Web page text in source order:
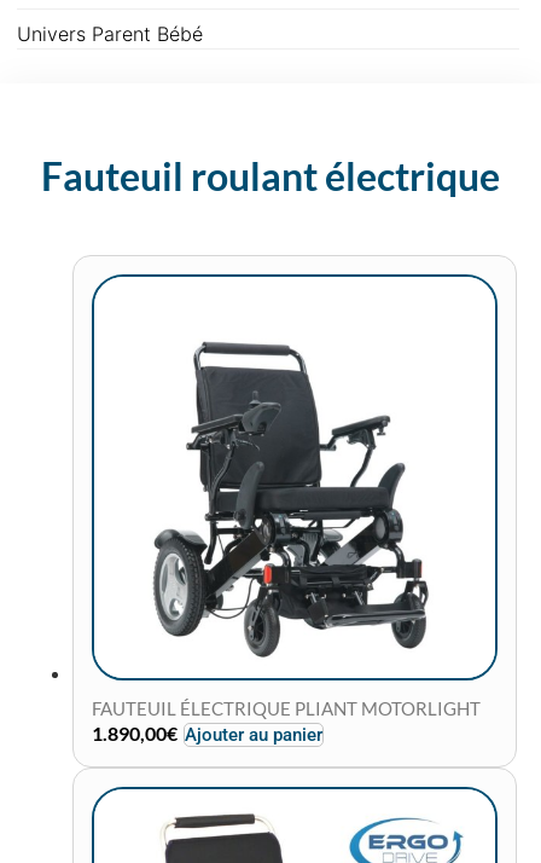
Univers Parent Bébé
Fauteuil roulant électrique
FAUTEUIL ÉLECTRIQUE PLIANT MOTORLIGHT
1.890,00€ Ajouter au panier